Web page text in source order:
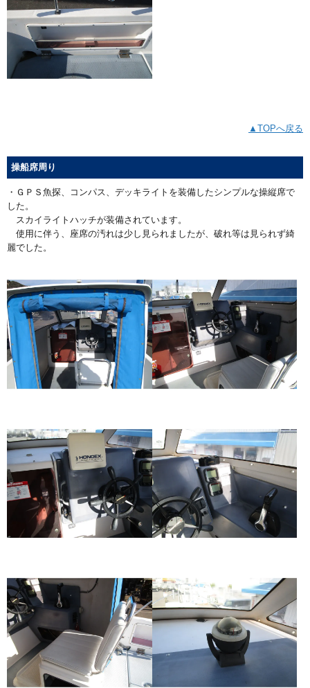
▲TOPへ戻る
操船席周り
・ＧＰＳ魚探、コンパス、デッキライトを装備したシンプルな操縦席で
した。
スカイライトハッチが装備されています。
使用に伴う、座席の汚れは少し見られましたが、破れ等は見られず綺
麗でした。